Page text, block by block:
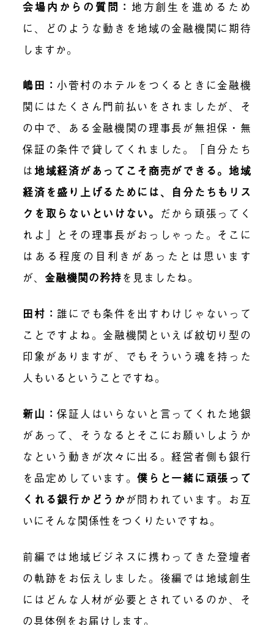
会場内からの質問： 地方創生を進めるため
に、どのような動きを地域の金融機関に期待
しますか。
嶋田：小菅村のホテルをつくるときに金融機
関にはたくさん門前払いをされましたが、そ
の中で、ある金融機関の理事長が無担保・無
保証の条件で貸してくれました。「自分たち
は地域経済があってこそ商売ができる。地域
経済を盛り上げるためには、自分たちもリス
クを取らないといけない。 だから頑張ってく
れよ」とその理事長がおっしゃった。そこに
はある程度の目利きがあったとは思います
が、金融機関の矜持を見ましたね。
田村： 誰にでも条件を出すわけじゃないって
ことですよね。金融機関といえば紋切り型の
印象がありますが、でもそういう魂を持った
人もいるということですね。
新山：保証人はいらないと言ってくれた地銀
があって、そうなるとそこにお願いしようか
なという動きが次々に出る。経営者側も銀行
を品定めしています。僕らと一緒に頑張って
くれる銀行かどうか が問われています。お互
いにそんな関係性をつくりたいですね。
前編では地域ビジネスに携わってきた登壇者
の軌跡をお伝えしました。後編では地域創生
にはどんな人材が必要とされているのか、そ
の具体例をお届けします。